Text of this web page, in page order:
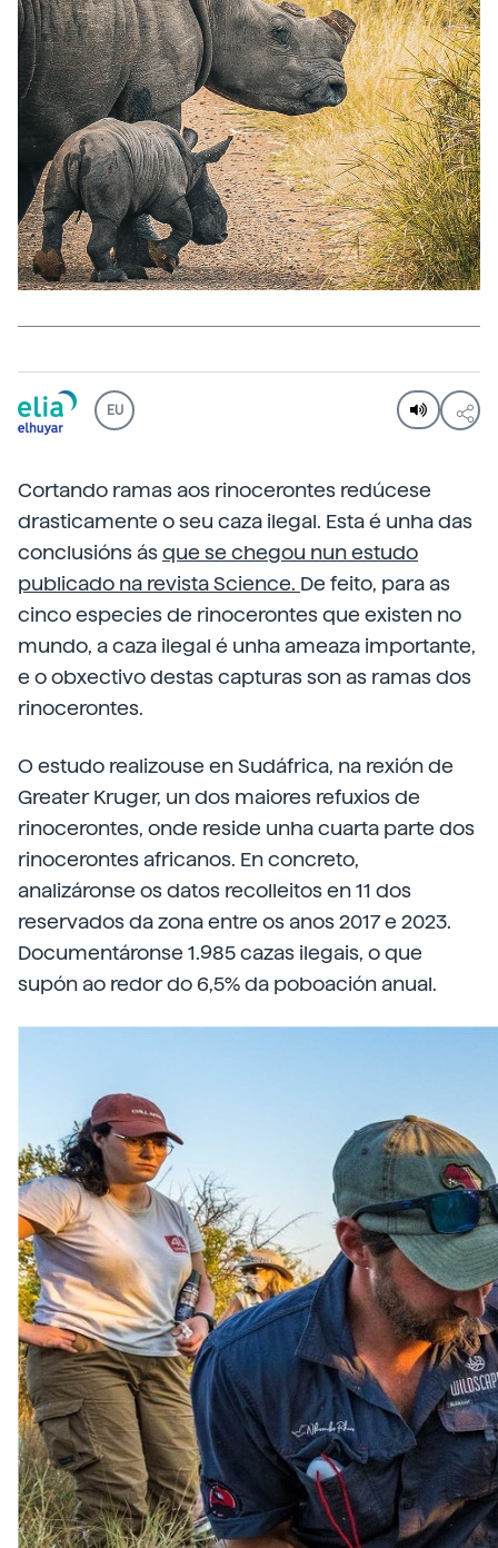
EU
Cortando ramas aos rinocerontes redúcese
drasticamente o seu caza ilegal. Esta é unha das
conclusións ásque se chegou nun estudo
publicado na revista Science. De feito, para as
cinco especies de rinocerontes que existen no
mundo, a caza ilegal é unha ameaza importante,
e o obxectivo destas capturas son as ramas dos
rinocerontes.
O estudo realizouse en Sudáfrica, na rexión de
Greater Kruger, un dos maiores refuxios de
rinocerontes, onde reside unha cuarta parte dos
rinocerontes africanos. En concreto,
analizáronse os datos recolleitos en 11 dos
reservados da zona entre os anos 2017 e 2023.
Documentáronse 1.985 cazas ilegais, o que
supón ao redor do 6,5% da poboación anual.